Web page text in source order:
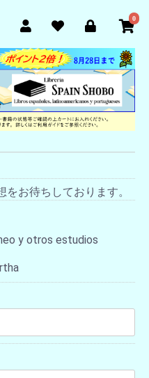
0
お待ちしております。
y otros estudios